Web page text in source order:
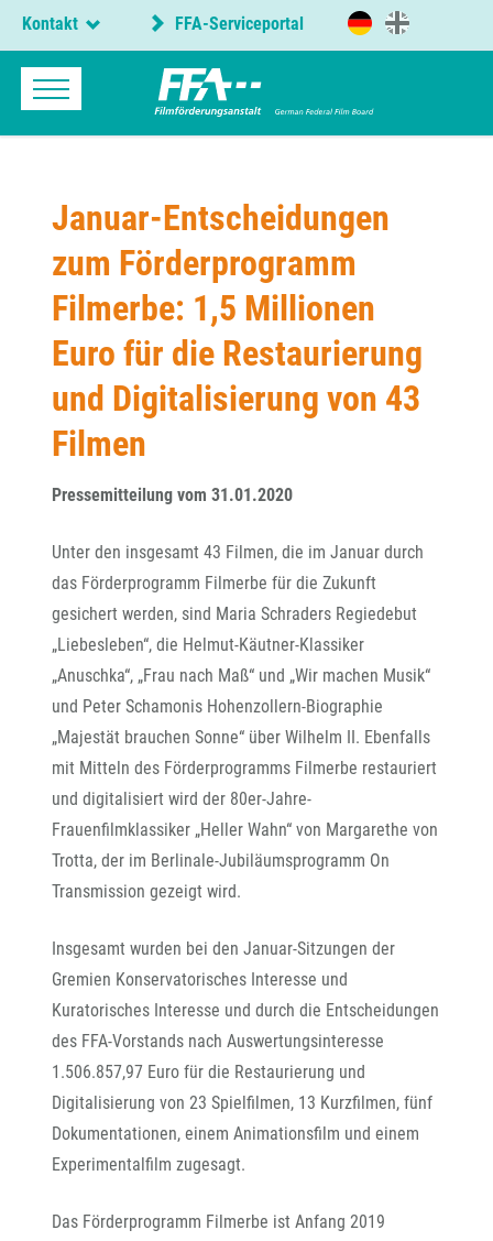
Kontakt FFA-Serviceportal
Januar-Entscheidungen
zum Förderprogramm
Filmerbe: 1,5 Millionen
Euro für die Restaurierung
und Digitalisierung von 43
Filmen
Pressemitteilung vom 31.01.2020
Unter den insgesamt 43 Filmen, die im Januar durch
das Förderprogramm Filmerbe für die Zukunft
gesichert werden, sind Maria Schraders Regiedebut
„Liebesleben“, die Helmut-Käutner-Klassiker
„Anuschka“, „Frau nach Maß“ und „Wir machen Musik“
und Peter Schamonis Hohenzollern-Biographie
„Majestät brauchen Sonne“ über Wilhelm II. Ebenfalls
mit Mitteln des Förderprogramms Filmerbe restauriert
und digitalisiert wird der 80er-Jahre-
Frauenfilmklassiker „Heller Wahn“ von Margarethe von
Trotta, der im Berlinale-Jubiläumsprogramm On
Transmission gezeigt wird.
Insgesamt wurden bei den Januar-Sitzungen der
Gremien Konservatorisches Interesse und
Kuratorisches Interesse und durch die Entscheidungen
des FFA-Vorstands nach Auswertungsinteresse
1.506.857,97 Euro für die Restaurierung und
Digitalisierung von 23 Spielfilmen, 13 Kurzfilmen, fünf
Dokumentationen, einem Animationsfilm und einem
Experimentalfilm zugesagt.
Das Förderprogramm Filmerbe ist Anfang 2019